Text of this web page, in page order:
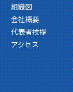
組織図
会社概要
代表者挨拶
アクセス